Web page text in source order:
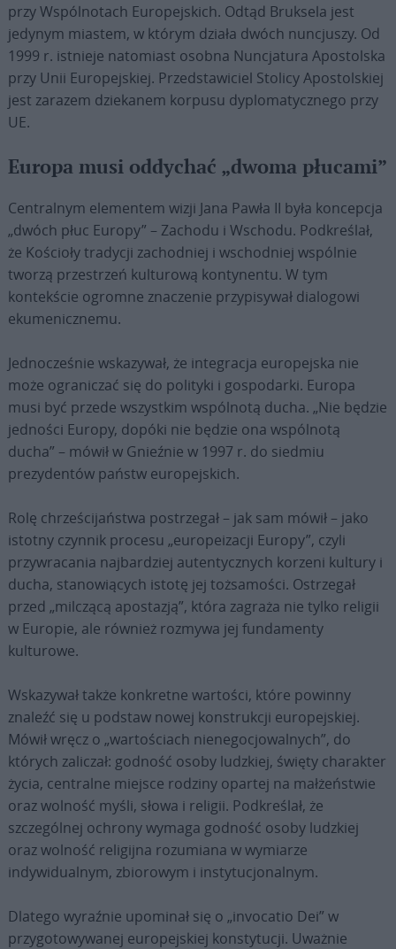
przy Wspólnotach Europejskich. Odtąd Bruksela jest
jedynym miastem, w którym działa dwóch nuncjuszy. Od
1999 r. istnieje natomiast osobna Nuncjatura Apostolska
przy Unii Europejskiej. Przedstawiciel Stolicy Apostolskiej
jest zarazem dziekanem korpusu dyplomatycznego przy
UE.
Europa musi oddychać „dwoma płucami”
Centralnym elementem wizji Jana Pawła II była koncepcja
„dwóch płuc Europy” – Zachodu i Wschodu. Podkreślał,
że Kościoły tradycji zachodniej i wschodniej wspólnie
tworzą przestrzeń kulturową kontynentu. W tym
kontekście ogromne znaczenie przypisywał dialogowi
ekumenicznemu.
Jednocześnie wskazywał, że integracja europejska nie
może ograniczać się do polityki i gospodarki. Europa
musi być przede wszystkim wspólnotą ducha. „Nie będzie
jedności Europy, dopóki nie będzie ona wspólnotą
ducha” – mówił w Gnieźnie w 1997 r. do siedmiu
prezydentów państw europejskich.
Rolę chrześcijaństwa postrzegał – jak sam mówił – jako
istotny czynnik procesu „europeizacji Europy”, czyli
przywracania najbardziej autentycznych korzeni kultury i
ducha, stanowiących istotę jej tożsamości. Ostrzegał
przed „milczącą apostazją”, która zagraża nie tylko religii
w Europie, ale również rozmywa jej fundamenty
kulturowe.
Wskazywał także konkretne wartości, które powinny
znaleźć się u podstaw nowej konstrukcji europejskiej.
Mówił wręcz o „wartościach nienegocjowalnych”, do
których zaliczał: godność osoby ludzkiej, święty charakter
życia, centralne miejsce rodziny opartej na małżeństwie
oraz wolność myśli, słowa i religii. Podkreślał, że
szczególnej ochrony wymaga godność osoby ludzkiej
oraz wolność religijna rozumiana w wymiarze
indywidualnym, zbiorowym i instytucjonalnym.
Dlatego wyraźnie upominał się o „invocatio Dei” w
przygotowywanej europejskiej konstytucji. Uważnie